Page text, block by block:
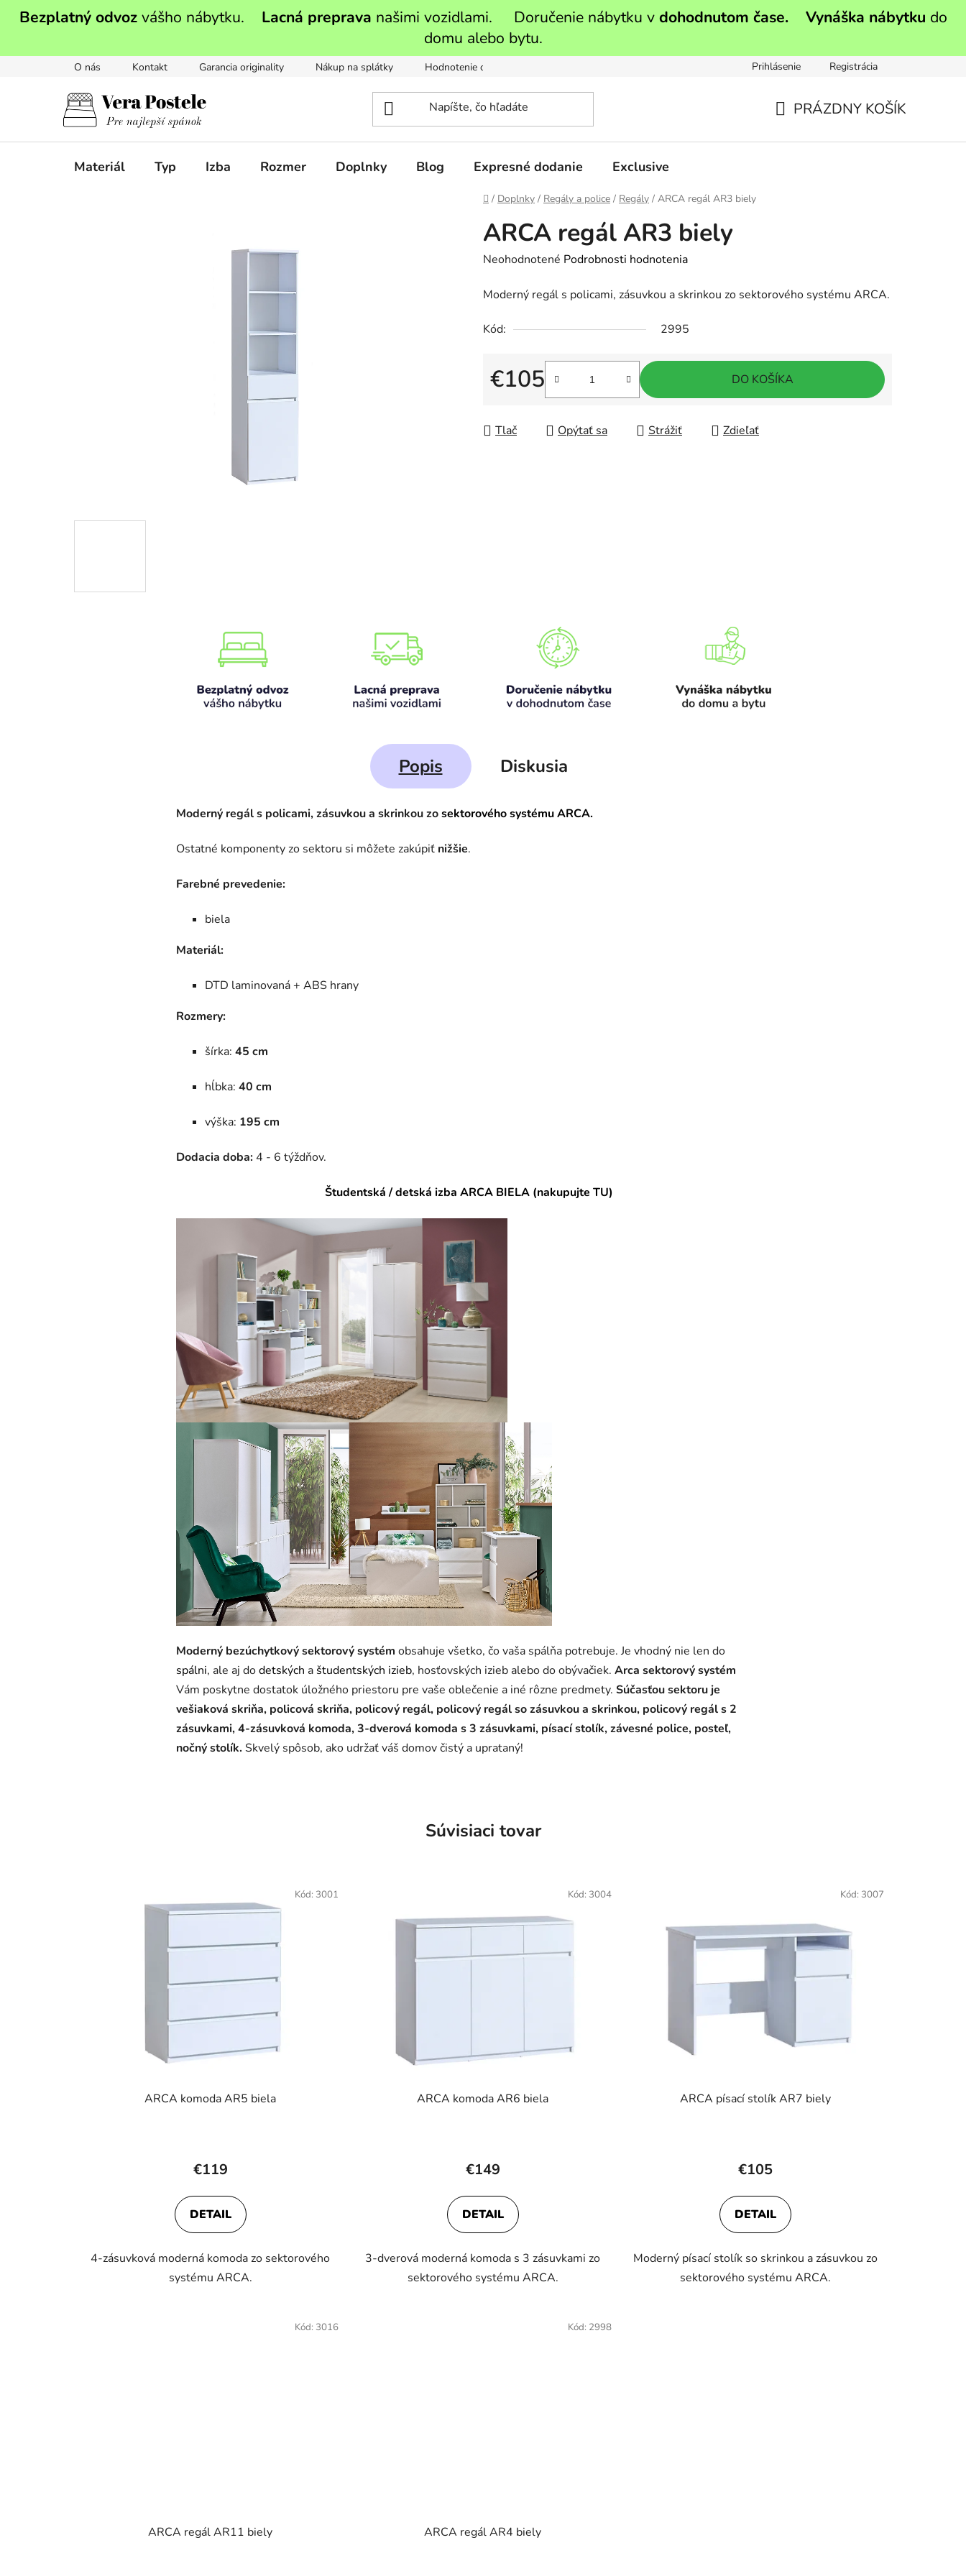
Bezplatný odvozvášho nábytku. Lacná preprava našimi vozidlami. Doručenie nábytku v dohodnutom čase. Vynáška nábytku do
domu alebo bytu.
O nás Kontakt Garancia originality Nákup na splátky Hodnotenie obchodu Prihlásenie Registrácia
PRÁZDNY KOŠÍK
Materiál Typ Izba Rozmer Doplnky Blog Expresné dodanie Exclusive
Domov
/ Doplnky / Regály a police / Regály / ARCA regál AR3 biely
ARCA regál AR3 biely
Priemerné
produktu
0,0
Neohodnotené Podrobnosti hodnotenia
Moderný regál s policami, zásuvkou a skrinkou zo sektorového systému ARCA.
Kód: 2995
€105
Jednotková cena:
DO KOŠÍKA
Tlač Opýtať sa Strážiť Zdieľať
Popis Diskusia
Moderný regál s policami, zásuvkou a skrinkou zosektorového systému ARCA.
Ostatné komponenty zo sektoru si môžete zakúpiť nižšie.
Farebné prevedenie:
biela
Materiál:
DTD laminovaná + ABS hrany
Rozmery:
šírka:45 cm
hĺbka:40 cm
výška: 195 cm
Dodacia doba: 4 - 6 týždňov.
Študentská / detská izba ARCA BIELA (nakupujte TU)
Moderný bezúchytkový sektorový systém obsahujevšetko, čo vaša spálňa potrebuje. Je vhodný nie len do
spálni, ale aj dodetských a študentských izieb, hosťovských izieb alebo do obývačiek.Arca sektorový systém
Vám poskytne dostatok úložného priestoru pre vaše oblečenie a iné rôzne predmety.Súčasťou sektoru je
vešiaková skriňa, policová skriňa, policový regál, policový regál so zásuvkou a skrinkou, policový regál s 2
zásuvkami, 4-zásuvková komoda, 3-dverová komoda s 3 zásuvkami, písací stolík, závesné police, posteľ,
nočný stolík. Skvelý spôsob, ako udržať váš domov čistý a uprataný!
Súvisiaci tovar
ARCA komoda AR5 biela
hodnotenie
je
5,0
5
hviezdičiek.
€119
DETAIL
4-zásuvková moderná komoda zo sektorového
systému ARCA.
Kód: 3001
ARCA komoda AR6 biela
hodnotenie
je
4,0
5
hviezdičiek.
€149
DETAIL
3-dverová moderná komoda s 3 zásuvkami zo
sektorového systému ARCA.
Kód: 3004
ARCA písací stolík AR7 biely
€105
DETAIL
Moderný písací stolík so skrinkou a zásuvkou zo
sektorového systému ARCA.
Kód: 3007
ARCA regál AR11 biely
Kód: 3016
ARCA regál AR4 biely
Kód: 2998